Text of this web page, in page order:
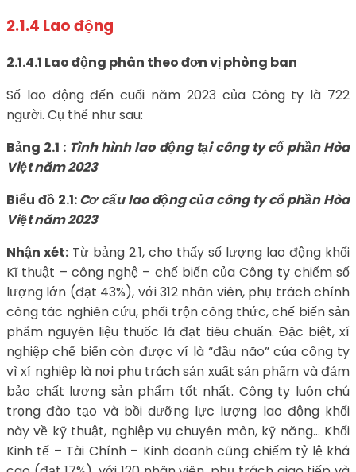
2.1.4 Lao động
2.1.4.1 Lao động phân theo đơn vị phòng ban
Số lao động đến cuối năm 2023 của Công ty là 722
người. Cụ thể như sau:
Bảng 2.1 : Tình hình lao động tại công ty cổ phần Hòa
Việt năm 2023
Biểu đồ 2.1:Cơ cấu lao động của công ty cổ phần Hòa
Việt năm 2023
Nhận xét: Từ bảng 2.1, cho thấy số lượng lao động khối
Kĩ thuật – công nghệ – chế biến của Công ty chiếm số
lượng lớn (đạt 43%), với 312 nhân viên, phụ trách chính
công tác nghiên cứu, phối trộn công thức, chế biến sản
phẩm nguyên liệu thuốc lá đạt tiêu chuẩn. Đặc biệt, xí
nghiệp chế biến còn được ví là “đầu não” của công ty
vì xí nghiệp là nơi phụ trách sản xuất sản phẩm và đảm
bảo chất lượng sản phẩm tốt nhất. Công ty luôn chú
trọng đào tạo và bồi dưỡng lực lượng lao động khối
này về kỹ thuật, nghiệp vụ chuyên môn, kỹ năng… Khối
Kinh tế – Tài Chính – Kinh doanh cũng chiếm tỷ lệ khá